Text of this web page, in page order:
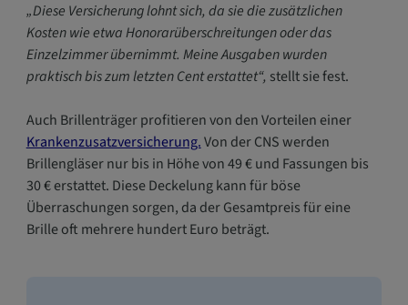
„Diese Versicherung lohnt sich, da sie die zusätzlichen
Kosten wie etwa Honorarüberschreitungen oder das
Einzelzimmer übernimmt. Meine Ausgaben wurden
praktisch bis zum letzten Cent erstattet“, stellt sie fest.
Auch Brillenträger profitieren von den Vorteilen einer
Krankenzusatzversicherung.Von der CNS werden
Brillengläser nur bis in Höhe von 49 € und Fassungen bis
30 € erstattet. Diese Deckelung kann für böse
Überraschungen sorgen, da der Gesamtpreis für eine
Brille oft mehrere hundert Euro beträgt.